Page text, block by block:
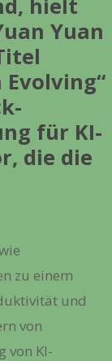
Yuan
für KI-
die die
zu einem
und
von
von KI-